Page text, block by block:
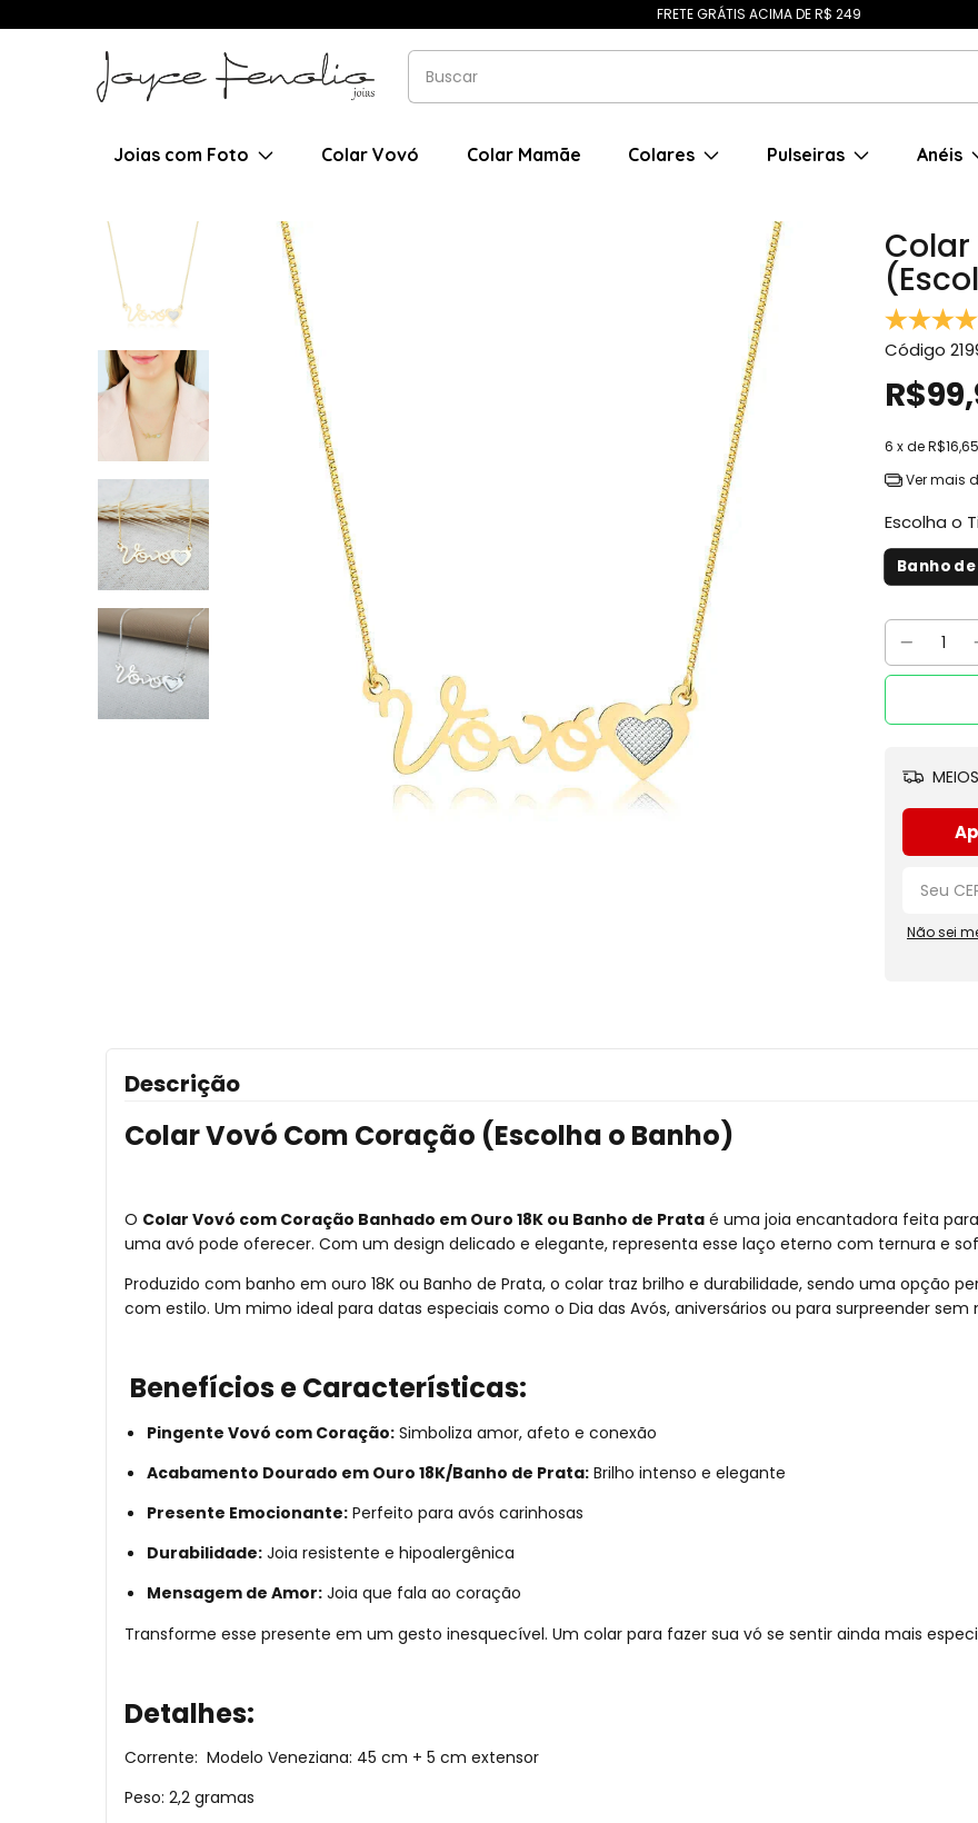
FRETE GRÁTIS ACIMA DE R$ 249
Joias com Foto Colar Vovó Colar Mamãe Colares Pulseiras Anéis
Código
6 x deR$16,65
Ver mais
Escolha o
Banho
Não sei
Descrição
Colar Vovó Com Coração (Escolha o Banho)
O Colar Vovó com Coração Banhado em Ouro 18K ou Banho de Prata é uma joia encantadora feita
uma avó pode oferecer. Com um design delicado e elegante, representa esse laço eterno com ternura e
Produzido com banho em ouro 18K ou Banho de Prata, o colar traz brilho e durabilidade, sendo uma opção
com estilo. Um mimo ideal para datas especiais como o Dia das Avós, aniversários ou para surpreender
Benefícios e Características:
Pingente Vovó com Coração: Simboliza amor, afeto e conexão
Acabamento Dourado em Ouro 18K/Banho de Prata: Brilho intenso e elegante
Presente Emocionante: Perfeito para avós carinhosas
Durabilidade: Joia resistente e hipoalergênica
Mensagem de Amor: Joia que fala ao coração
Transforme esse presente em um gesto inesquecível. Um colar para fazer sua vó se sentir ainda mais
Detalhes:
Corrente: Modelo Veneziana: 45 cm + 5 cm extensor
Peso: 2,2 gramas